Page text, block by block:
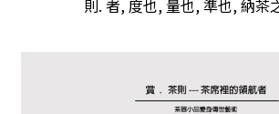
則. 者, 度也, 量也, 準也, 納茶